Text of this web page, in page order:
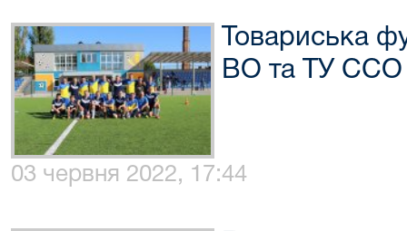
Товариська
ВО та ТУ ССО
03 червня 2022, 17:44